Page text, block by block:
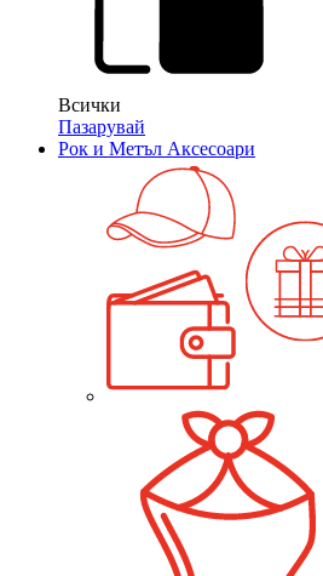
Всички
Пазарувай
Рок и Метъл Аксесоари